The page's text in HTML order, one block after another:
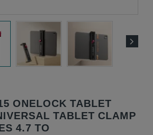
ONELOCK TABLET
TABLET CLAMP
4.7 TO